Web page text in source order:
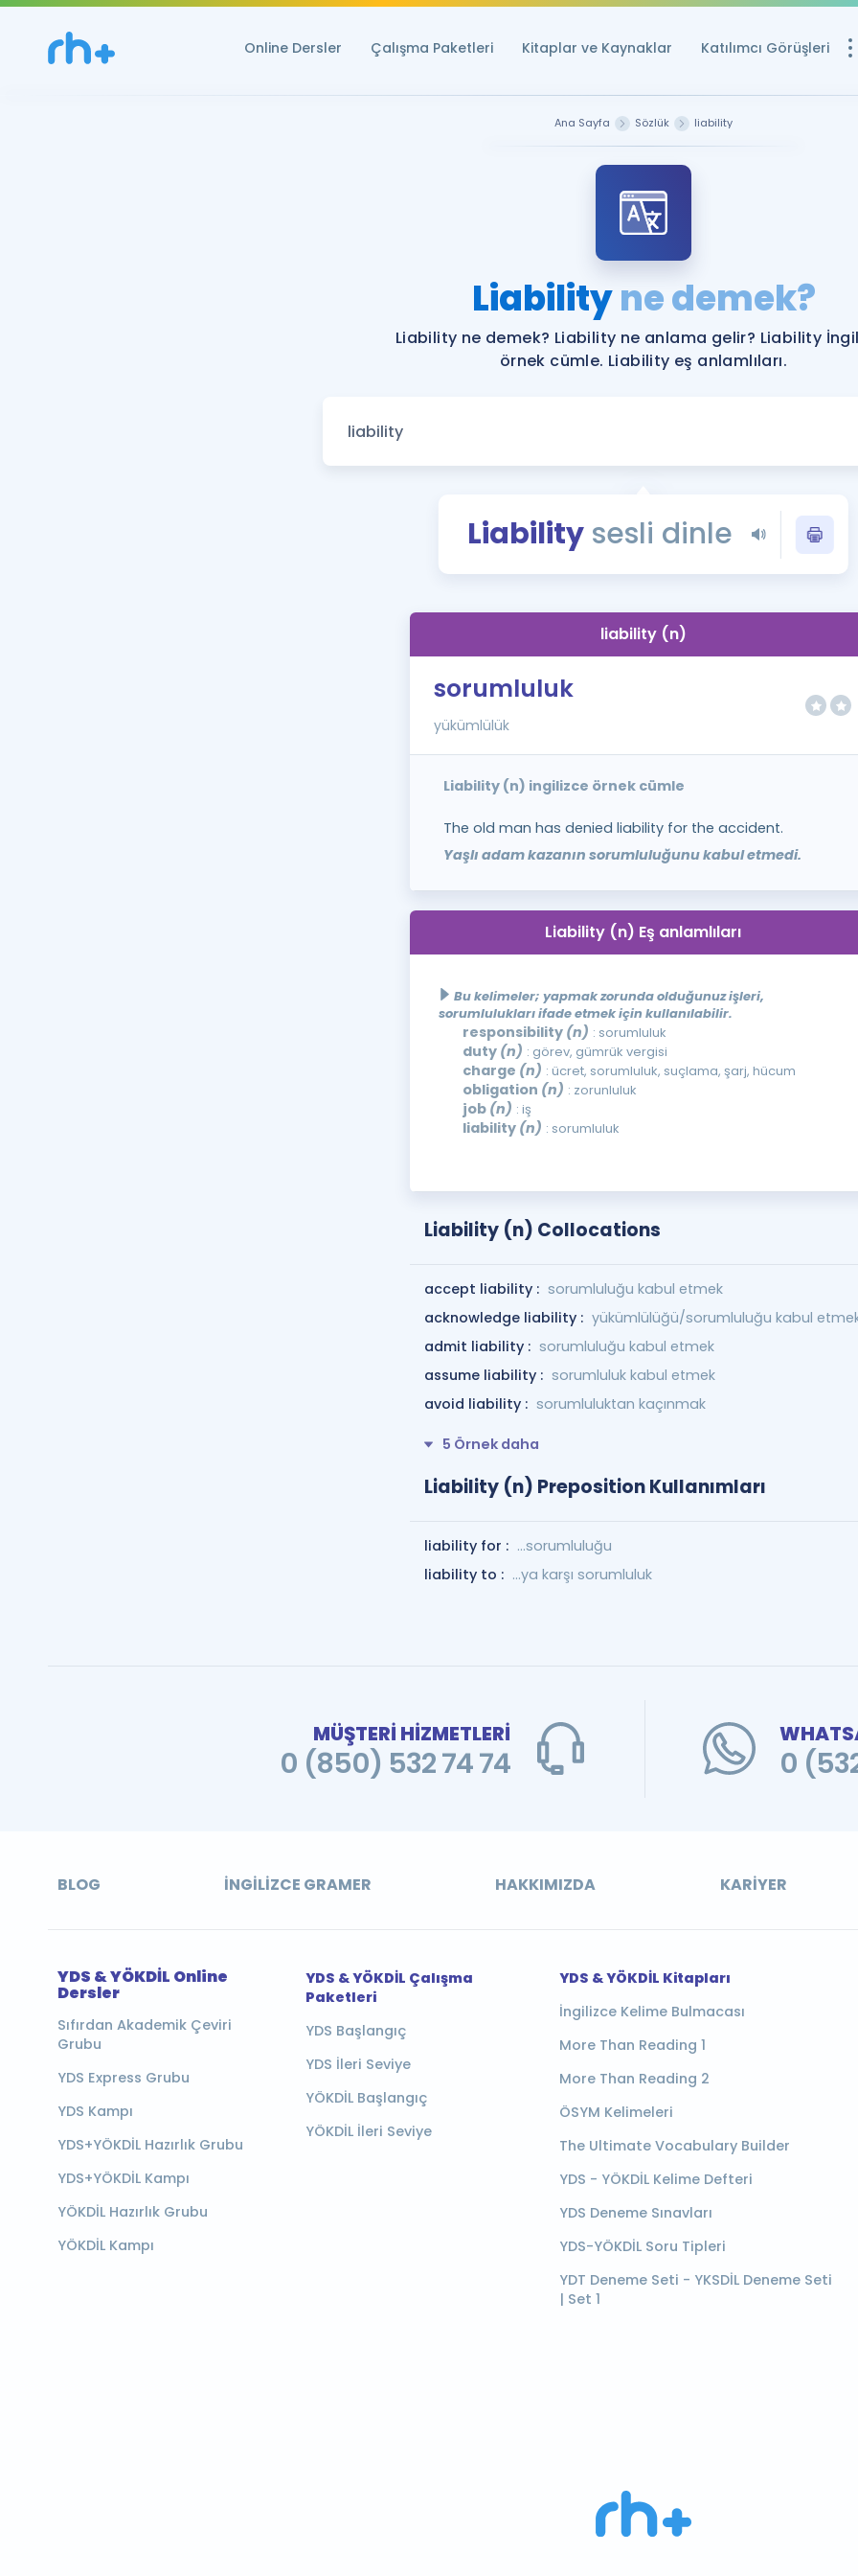
Online Dersler Çalışma Paketleri Kitaplar ve Kaynaklar Katılımcı Görüşleri
YDS ve YÖKDİL
Rehberlik Aracı
YDS ve
YDS - YÖKDİL
İngilizce
Ana Sayfa Sözlük liability
Liabilityne demek?
Liability ne demek? Liability ne anlama gelir? Liability
örnek cümle. Liability eş anlamlıları.
Liabilitysesli dinle
liability (n)
sorumluluk
yükümlülük
Liability (n) ingilizce örnek cümle
The old man has denied liability for the accident.
Yaşlı adam kazanın sorumluluğunu kabul etmedi.
Liability (n) Eş anlamlıları
Bu kelimeler; yapmak zorunda olduğunuz işleri,
sorumlulukları ifade etmek için kullanılabilir.
responsibility (n) : sorumluluk
duty (n) : görev, gümrük vergisi
charge (n) : ücret, sorumluluk, suçlama, şarj, hücum
obligation (n) : zorunluluk
job (n) : iş
liability (n) : sorumluluk
Liability (n) Collocations
accept liability : sorumluluğu kabul etmek
acknowledge liability : yükümlülüğü/sorumluluğu kabul
admit liability : sorumluluğu kabul etmek
assume liability : sorumluluk kabul etmek
avoid liability : sorumluluktan kaçınmak
5 Örnek daha
Liability (n) Preposition Kullanımları
liability for : …sorumluluğu
liability to : …ya karşı sorumluluk
MÜŞTERİ HİZMETLERİ
0 (850) 532 74 74 0
BLOG İNGILIZCE GRAMER HAKKIMIZDA KARIYER
YDS & YÖKDİL Online
Dersler
Sıfırdan Akademik Çeviri
Grubu
YDS Express Grubu
YDS Kampı
YDS+YÖKDİL Hazırlık Grubu
YDS+YÖKDİL Kampı
YÖKDİL Hazırlık Grubu
YÖKDİL Kampı
YDS & YÖKDİL Çalışma
Paketleri
YDS Başlangıç
YDS İleri Seviye
YÖKDİL Başlangıç
YÖKDİL İleri Seviye
YDS & YÖKDİL Kitapları
İngilizce Kelime Bulmacası
More Than Reading 1
More Than Reading 2
ÖSYM Kelimeleri
The Ultimate Vocabulary Builder
YDS - YÖKDİL Kelime Defteri
YDS Deneme Sınavları
YDS-YÖKDİL Soru Tipleri
YDT Deneme Seti - YKSDİL Deneme Seti
| Set 1